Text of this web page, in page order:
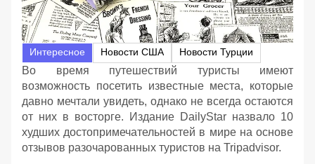
Интересное Новости США Новости Турции
Во время путешествий туристы имеют
возможность посетить известные места, которые
давно мечтали увидеть, однако не всегда остаются
от них в восторге. Издание DailyStar назвало 10
худших достопримечательностей в мире на основе
отзывов разочарованных туристов на Tripadvisor.